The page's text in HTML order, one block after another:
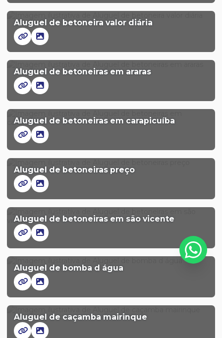
Aluguel de betoneira valor diária
Aluguel de betoneiras em araras
Aluguel de betoneiras em carapicuíba
Aluguel de betoneiras preço
Aluguel de betoneiras em são vicente
Aluguel de bomba d água
Aluguel de caçamba mairinque